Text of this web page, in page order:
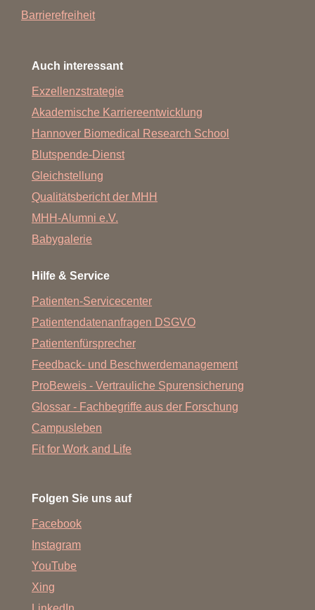
Barrierefreiheit
Auch interessant
Exzellenzstrategie
Akademische Karriereentwicklung
Hannover Biomedical Research School
Blutspende-Dienst
Gleichstellung
Qualitätsbericht der MHH
MHH-Alumni e.V.
Babygalerie
Hilfe & Service
Patienten-Servicecenter
Patientendatenanfragen DSGVO
Patientenfürsprecher
Feedback- und Beschwerdemanagement
ProBeweis - Vertrauliche Spurensicherung
Glossar - Fachbegriffe aus der Forschung
Campusleben
Fit for Work and Life
Folgen Sie uns auf
Facebook
Instagram
YouTube
Xing